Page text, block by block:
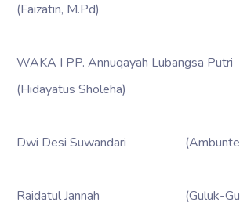
(Faizatin, M.Pd)
WAKA I PP. Annuqayah Lubangsa Putri
(Hidayatus Sholeha)
Dwi Desi Suwandari
Raidatul Jannah
(Guluk-